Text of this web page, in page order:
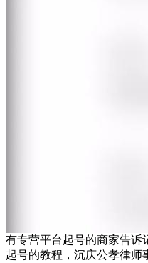
有专营平台起号的商家告诉
起号的教程，沉庆公孝律师